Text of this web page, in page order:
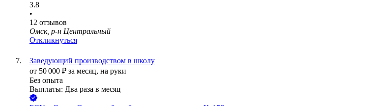
3.8
•
12 отзывов
Омск, р-н Центральный
Откликнуться
Заведующий производством в школу
от 50 000 ₽ за месяц, на руки
Без опыта
Выплаты: Два раза в месяц